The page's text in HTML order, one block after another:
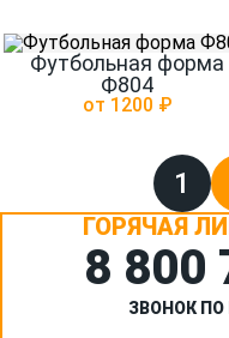
Футбольная форма
Ф804
от 1200 ₽
1
ГОРЯЧАЯ
8 800
ЗВОНОК